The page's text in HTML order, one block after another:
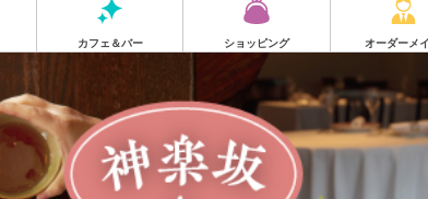
カフェ＆バー ショッピング オーダーメ